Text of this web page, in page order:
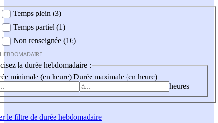
Temps plein (3)
Temps partiel (1)
Non renseignée (16)
la durée hebdomadaire :
minimale (en heure) Durée maximale (en heure)
heures
le filtre de durée hebdomadaire